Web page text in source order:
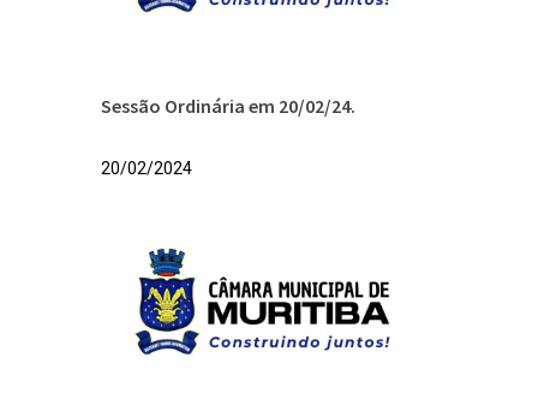
Sessão Ordinária em 20/02/24.
20/02/2024